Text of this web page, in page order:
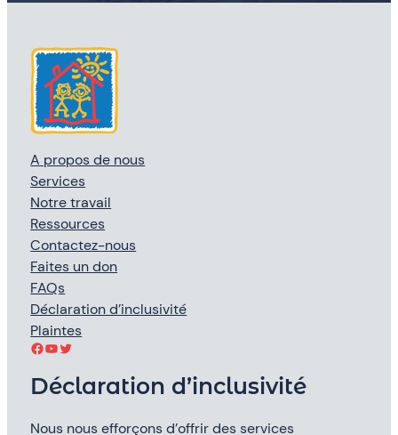
A propos de nous
Services
Notre travail
Ressources
Contactez-nous
Faites un don
FAQs
Déclaration d’inclusivité
Plaintes
Facebook YouTube Twitter
Déclaration d’inclusivité
Nous nous efforçons d’offrir des services